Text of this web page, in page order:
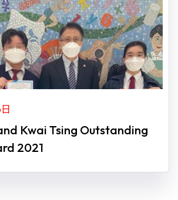
Kwai Tsing Outstanding
2021